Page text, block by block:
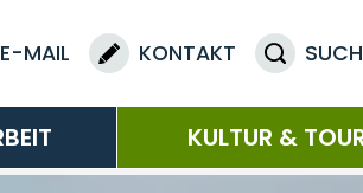
E-MAIL KONTAKT
KULTUR &